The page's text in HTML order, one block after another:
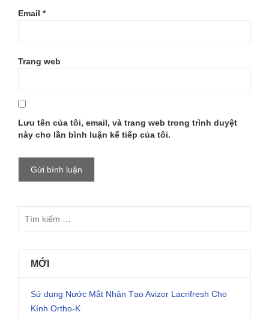
Email *
Trang web
Lưu tên của tôi, email, và trang web trong trình duyệt
này cho lần bình luận kế tiếp của tôi.
MỚI
Sử dụng Nước Mắt Nhân Tạo Avizor Lacrifresh Cho
Kính Ortho-K